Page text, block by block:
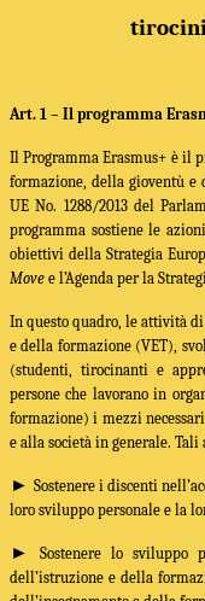
Art. 1 – Il programma
Il Programma Erasmus+ è il
formazione, della gioventù e
UE No. 1288/2013 del
programma sostiene le
obiettivi della Strategia
Move e l’Agenda per la
In questo quadro, le attività
e della formazione (VET),
(studenti, tirocinanti e
persone che lavorano in
formazione) i mezzi
e alla società in generale.
► Sostenere i discenti
loro sviluppo personale e la
► Sostenere lo sviluppo
dell’istruzione e della